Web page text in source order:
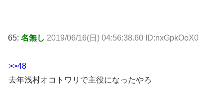
65: 名無し 2019/06/16(日) 04:56:38.60 ID:nxGpkOoX0
>>48
去年浅村オコトワリで主役になったやろ